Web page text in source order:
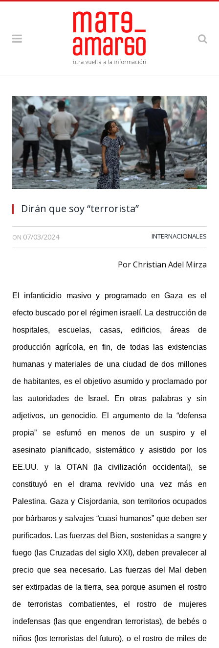
Dirán que soy “terrorista”
ON 07/03/2024 INTERNACIONALES
Por Christian Adel Mirza
El infanticidio masivo y programado en Gaza es el
efecto buscado por el régimen israelí. La destrucción de
hospitales, escuelas, casas, edificios, áreas de
producción agrícola, en fin, de todas las existencias
humanas y materiales de una ciudad de dos millones
de habitantes, es el objetivo asumido y proclamado por
las autoridades de Israel. En otras palabras y sin
adjetivos, un genocidio. El argumento de la “defensa
propia” se esfumó en menos de un suspiro y el
asesinato planificado, sistemático y asistido por los
EE.UU. y la OTAN (la civilización occidental), se
constituyó en el drama revivido una vez más en
Palestina. Gaza y Cisjordania, son territorios ocupados
por bárbaros y salvajes “cuasi humanos” que deben ser
purificados. Las fuerzas del Bien, sostenidas a sangre y
fuego (las Cruzadas del siglo XXI), deben prevalecer al
precio que sea necesario. Las fuerzas del Mal deben
ser extirpadas de la tierra, sea porque asumen el rostro
de terroristas combatientes, el rostro de mujeres
indefensas (las que engendran terroristas), de bebés o
niños (los terroristas del futuro), o el rostro de miles de